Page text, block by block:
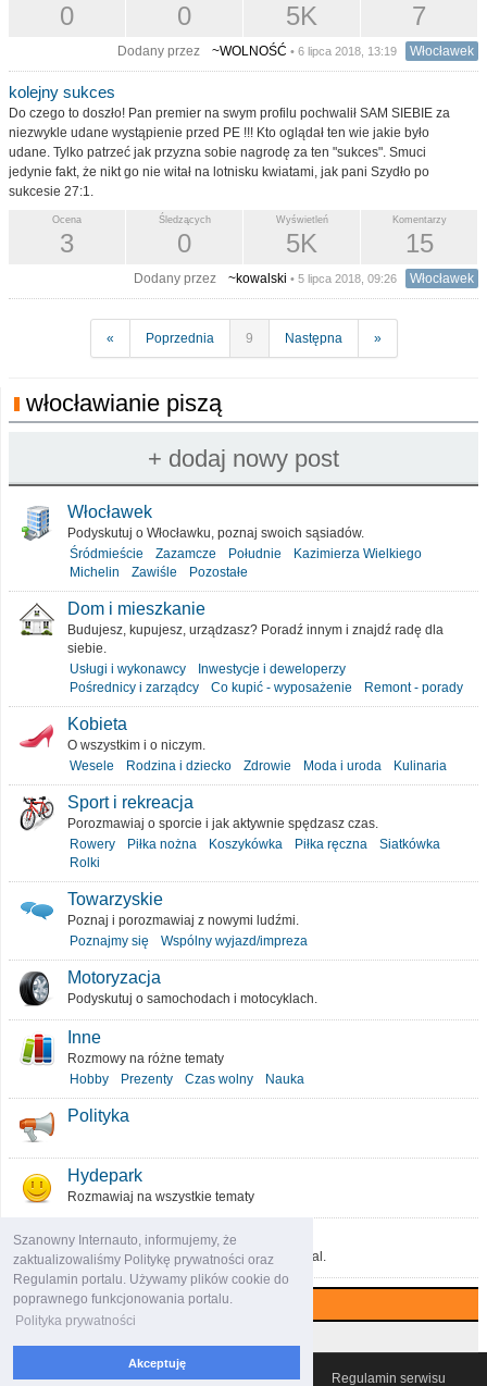
Szanowny Internauto, informujemy, że
zaktualizowaliśmy Politykę prywatności oraz
Regulamin portalu. Używamy plików cookie do
poprawnego funkcjonowania portalu.
Polityka prywatności
Akceptuję
7
5K
0
0
Dodany przez ~WOLNOŚĆ • 6 lipca 2018, 13:19 Włocławek
kolejny sukces
Do czego to doszło! Pan premier na swym profilu pochwalił SAM SIEBIE za
niezwykle udane wystąpienie przed PE !!! Kto oglądał ten wie jakie było
udane. Tylko patrzeć jak przyzna sobie nagrodę za ten "sukces". Smuci
jedynie fakt, że nikt go nie witał na lotnisku kwiatami, jak pani Szydło po
sukcesie 27:1.
Komentarzy
15
Wyświetleń
5K
Śledzących
0
Ocena
3
Dodany przez ~kowalski • 5 lipca 2018, 09:26 Włocławek
« Poprzednia 9 Następna »
włocławianie piszą
Włocławek
Podyskutuj o Włocławku, poznaj swoich sąsiadów.
Śródmieście
Zazamcze Południe
Kazimierza Wielkiego
Michelin
Zawiśle Pozostałe
Dom i mieszkanie
Budujesz, kupujesz, urządzasz? Poradź innym i znajdź radę dla
siebie.
Usługi i wykonawcy
Inwestycje i deweloperzy
Pośrednicy i zarządcy
Co kupić - wyposażenie Remont - porady
Kobieta
O wszystkim i o niczym.
Wesele
Rodzina i dziecko Zdrowie Moda i uroda Kulinaria
Sport i rekreacja
Porozmawiaj o sporcie i jak aktywnie spędzasz czas.
Rowery
Piłka nożna Koszykówka Piłka ręczna
Siatkówka
Rolki
Towarzyskie
Poznaj i porozmawiaj z nowymi ludźmi.
Poznajmy się
Wspólny wyjazd/impreza
Motoryzacja
Podyskutuj o samochodach i motocyklach.
Inne
Rozmowy na różne tematy
Hobby
Prezenty Czas wolny Nauka
Polityka
Hydepark
Rozmawiaj na wszystkie tematy
O portalu
Podziel się pomysłami, które ulepszą portal.
Najczęściej komentowane (7 dni)
© 2007-2026 Włocławski Portal informacyjny Regulamin serwisu